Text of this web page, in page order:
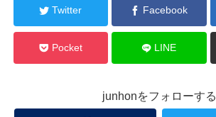
Twitter Facebook
Pocket LINE
junhonをフォローする